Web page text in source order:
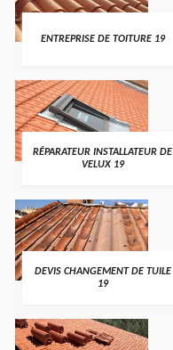
ENTREPRISE DE TOITURE 19
RÉPARATEUR INSTALLATEUR DE
VELUX 19
DEVIS CHANGEMENT DE TUILE
19